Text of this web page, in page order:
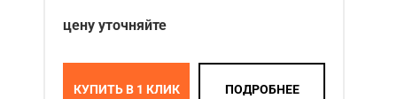
Где купить
Контакты
цену уточняйте
КУПИТЬ В 1 КЛИК ПОДРОБНЕЕ